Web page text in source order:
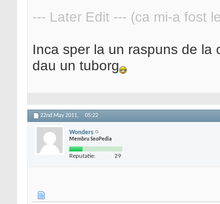
--- Later Edit --- (ca mi-a fost
Inca sper la un raspuns de la
dau un tuborg
22nd May 2011, 05:22
Wonders
Membru SeoPedia
Reputatie: 29